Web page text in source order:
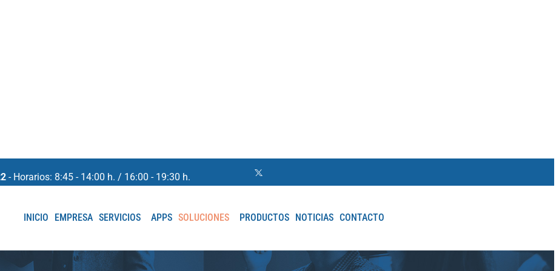
- Horarios: 8:45 - 14:00 h. / 16:00 - 19:30 h.
INICIO EMPRESA SERVICIOS APPS SOLUCIONES PRODUCTOS NOTICIAS CONTACTO